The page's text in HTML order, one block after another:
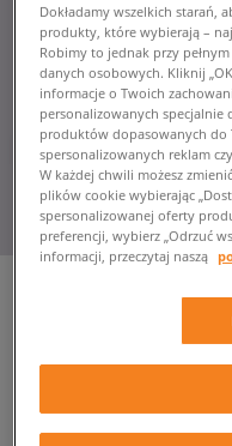
damskie, sneakersy
Dokładamy wszelkich starań,
produkty, które wybierają –
Robimy to jednak przy
danych osobowych. Kliknij
informacje o Twoich
personalizowanych specjalnie
produktów dopasowanych do
spersonalizowanych reklam
W każdej chwili możesz
plików cookie wybierając
spersonalizowanej oferty
preferencji, wybierz „Odrzuć
informacji, przeczytaj naszą